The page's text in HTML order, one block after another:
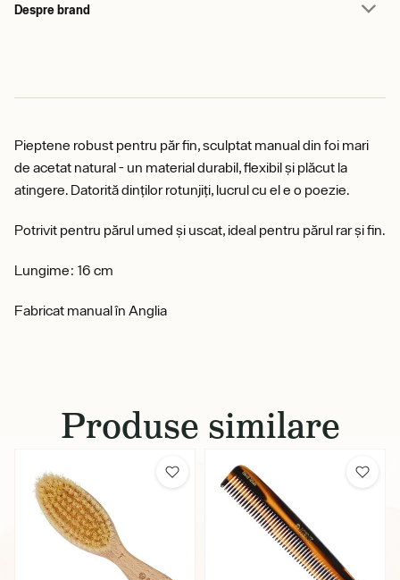
Despre brand
Pieptene robust pentru păr fin, sculptat manual din foi mari
de acetat natural - un material durabil, flexibil și plăcut la
atingere. Datorită dinților rotunjiți, lucrul cu el e o poezie.
Potrivit pentru părul umed și uscat, ideal pentru părul rar și fin.
Lungime: 16 cm
Fabricat manual în Anglia
Produse similare